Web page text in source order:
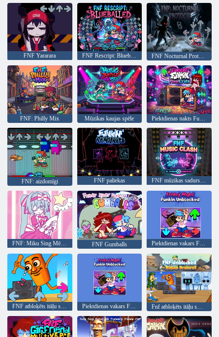
FNF Yararara FNF Rescript: Blueballed FNF Nocturnal Protocol Mod
FNF: Philly Mix Mūzikas kaujas spēle Piektdienas nakts Funkin PixelCrate
FNF: aizdomīgi FNF paliekas FNF mūzikas sadursme
FNF: Miku Sing Mēģiniet vēlreiz tūlīt FNF Gumballs Piektdienas vakars Funkins atbloķēts
FNF atbloķēts itāļu smadzeņu velos Piektdienas vakars Funkins atbloķēts Fnf atbloķēts itāļu smadzeņu velos